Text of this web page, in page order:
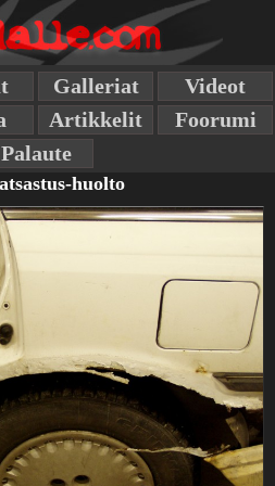
Galleriat
Videot
Artikkelit
Foorumi
Palaute
huolto